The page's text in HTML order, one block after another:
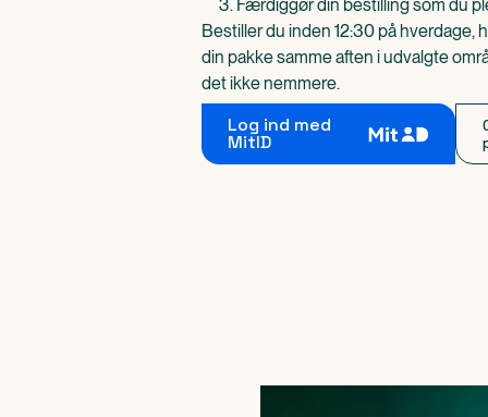
Færdiggør din bestilling som du
Bestiller du inden 12:30 på hverdage,
din pakke samme aften i udvalgte
det ikke nemmere.
Log ind med
MitID